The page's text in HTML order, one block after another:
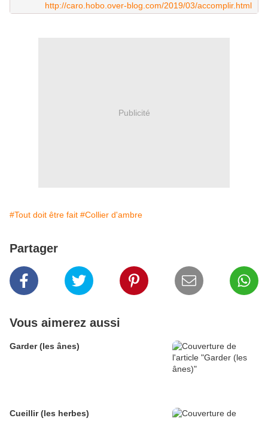
http://caro.hobo.over-blog.com/2019/03/accomplir.html
Publicité
#Tout doit être fait #Collier d'ambre
Partager
Vous aimerez aussi
Garder (les ânes)
Cueillir (les herbes)